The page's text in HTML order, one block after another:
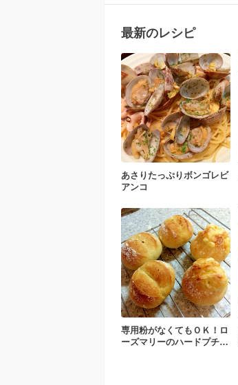
最新のレシピ
あさりたっぷりボンゴレビ
アンコ
専用粉がなくてもＯＫ！ロ
ーズマリーのハードプチパ